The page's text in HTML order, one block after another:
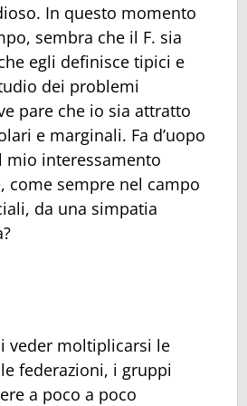
In questo momento
sembra che il F. sia
egli definisce tipici e
dei problemi
pare che io sia attratto
e marginali. Fa d’uopo
mio interessamento
come sempre nel campo
da una simpatia
veder moltiplicarsi le
federazioni, i gruppi
a poco a poco